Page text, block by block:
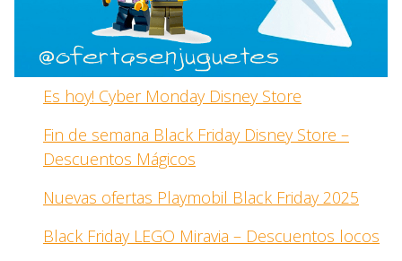
Es hoy! Cyber Monday Disney Store
Fin de semana Black Friday Disney Store –
Descuentos Mágicos
Nuevas ofertas Playmobil Black Friday 2025
Black Friday LEGO Miravia – Descuentos locos